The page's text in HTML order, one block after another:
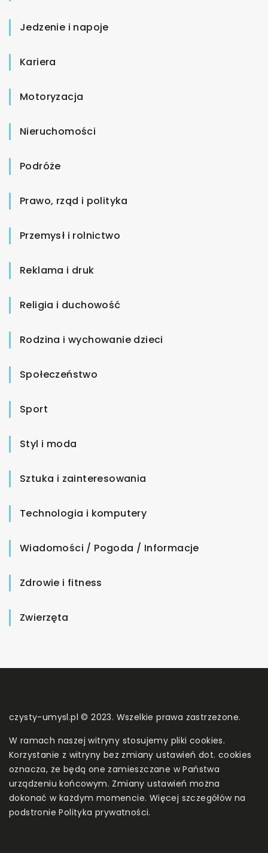
Jedzenie i napoje
Kariera
Motoryzacja
Nieruchomości
Podróże
Prawo, rząd i polityka
Przemysł i rolnictwo
Reklama i druk
Religia i duchowość
Rodzina i wychowanie dzieci
Społeczeństwo
Sport
Styl i moda
Sztuka i zainteresowania
Technologia i komputery
Wiadomości / Pogoda / Informacje
Zdrowie i fitness
Zwierzęta
czysty-umysl.pl © 2023. Wszelkie prawa zastrzeżone.
W ramach naszej witryny stosujemy pliki cookies.
Korzystanie z witryny bez zmiany ustawień dot. cookies
oznacza, że będą one zamieszczane w Państwa
urządzeniu końcowym. Zmiany ustawień można
dokonać w każdym momencie. Więcej szczegółów na
podstroniePolityka prywatności.